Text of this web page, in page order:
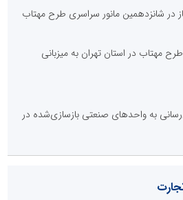
غیرمجاز در شانزدهمین مانور سراسری طرح مهتاب
مهتاب در استان تهران به میزبانی
به واحدهای صنعتی بازسازی‌شده در